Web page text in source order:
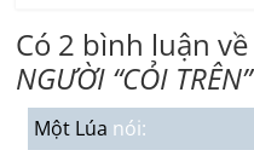
Có 2 bình luận về
NGƯỜI “CỎI TRÊN”
Một Lúa nói: